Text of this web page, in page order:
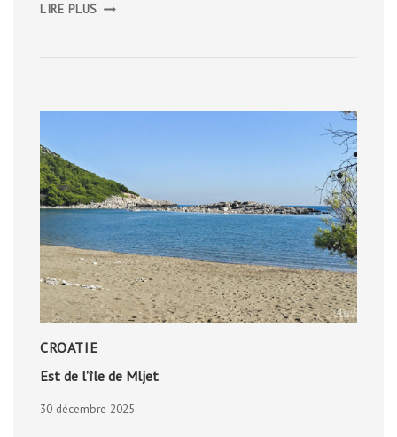
LIRE PLUS
CROATIE
Est de l’île de Mljet
30 décembre 2025